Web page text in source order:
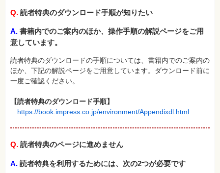
格
試
験
プ
ロ
グ
ラ
ン
グ
ッ
ワ
ー
テ
ク
Q. 読者特典のダウンロード手順が知りたい
A. 書籍内でのご案内のほか、操作手順の解説ページをご用
意しています。
読者特典のダウンロードの手順については、書籍内でのご案内の
ほか、下記の解説ページをご用意しています。ダウンロード前に
一度ご確認ください。
【読者特典のダウンロード手順】
https://book.impress.co.jp/environment/Appendixdl.html
Q. 読者特典のページに進めません
A. 読者特典を利用するためには、次の2つが必要です